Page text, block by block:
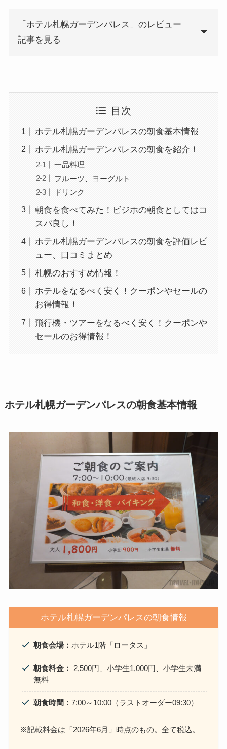
「ホテル札幌ガーデンパレス」のレビュー
記事を見る
目次
ホテル札幌ガーデンパレスの朝食基本情報
ホテル札幌ガーデンパレスの朝食を紹介！
一品料理
フルーツ、ヨーグルト
ドリンク
朝食を食べてみた！ビジホの朝食としてはコ
スパ良し！
ホテル札幌ガーデンパレスの朝食を評価レビ
ュー、口コミまとめ
札幌のおすすめ情報！
ホテルをなるべく安く！クーポンやセールの
お得情報！
飛行機・ツアーをなるべく安く！クーポンや
セールのお得情報！
ホテル札幌ガーデンパレスの朝食基本情報
ホテル札幌ガーデンパレスの朝食情報
朝食会場： ホテル1階「ロータス」
朝食料金：
2,500円、小学生1,000円、小学生未満
無料
朝食時間 ： 7:00～10:00（ラストオーダー09:30）
※記載料金は「2026年6月」時点のもの。全て税込。